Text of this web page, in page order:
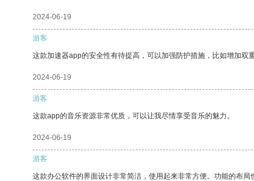
2024-06-19
游客
这款加速器app的安全性有待提高，可以加强防护措施，比如增加双重
2024-06-19
游客
这款app的音乐资源非常优质，可以让我尽情享受音乐的魅力。
2024-06-19
游客
这款办公软件的界面设计非常简洁，使用起来非常方便。功能的布局